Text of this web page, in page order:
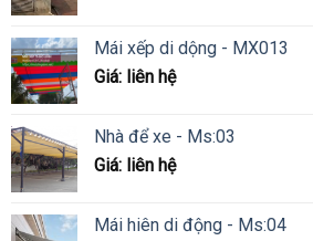
Mái xếp di dộng - MX013
Giá: liên hệ
Nhà để xe - Ms:03
Giá: liên hệ
Mái hiên di động - Ms:04